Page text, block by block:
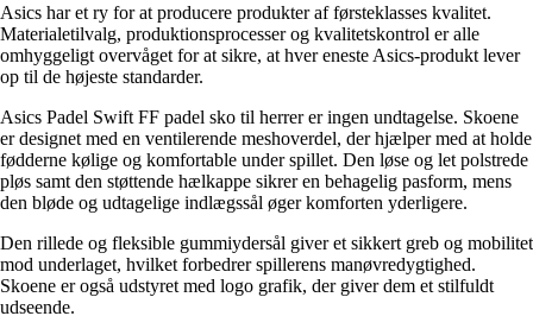
Asics har et ry for at producere produkter af førsteklasses kvalitet.
Materialetilvalg, produktionsprocesser og kvalitetskontrol er alle
omhyggeligt overvåget for at sikre, at hver eneste Asics-produkt lever
op til de højeste standarder.
Asics Padel Swift FF padel sko til herrer er ingen undtagelse. Skoene
er designet med en ventilerende meshoverdel, der hjælper med at holde
fødderne kølige og komfortable under spillet. Den løse og let polstrede
pløs samt den støttende hælkappe sikrer en behagelig pasform, mens
den bløde og udtagelige indlægssål øger komforten yderligere.
Den rillede og fleksible gummiydersål giver et sikkert greb og mobilitet
mod underlaget, hvilket forbedrer spillerens manøvredygtighed.
Skoene er også udstyret med logo grafik, der giver dem et stilfuldt
udseende.